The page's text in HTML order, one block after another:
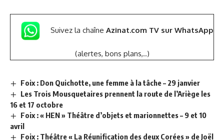
Suivez la chaîne Azinat.com TV sur WhatsApp
(alertes, bons plans,..)
Foix : Don Quichotte, une femme à la tâche – 29 janvier
Les Trois Mousquetaires prennent la route de l’Ariège les
16 et 17 octobre
Foix : « HEN » Théâtre d’objets et marionnettes – 9 et 10
avril
Foix : Théâtre « La Réunification des deux Corées » de Joël